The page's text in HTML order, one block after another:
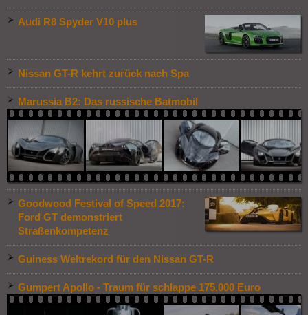
Audi R8 Spyder V10 plus
Nissan GT-R kehrt zurück nach Spa
Marussia B2: Das russische Batmobil
Goodwood Festival of Speed 2017:
Ford GT demonstriert
Straßenkompetenz
Guiness Weltrekord für den Nissan GT-R
Gumpert Apollo - Traum für schlappe 175.000 Euro